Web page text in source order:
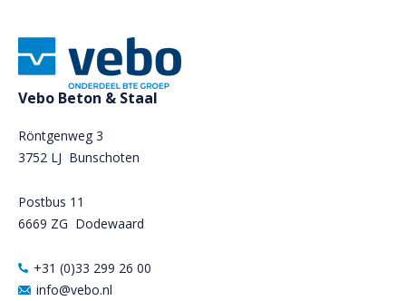
Vebo Beton & Staal
Röntgenweg 3
3752 LJ Bunschoten
Postbus 11
6669 ZG Dodewaard
+31 (0)33 299 26 00
info@vebo.nl